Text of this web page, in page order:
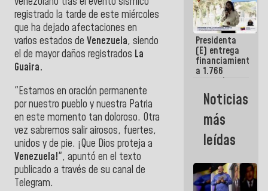
registrado la tarde de este miércoles
que ha dejado afectaciones en
varios estados de Venezuela, siendo
el de mayor daños registrados La
Guaira.
"Estamos en oración permanente
por nuestro pueblo y nuestra Patria
en este momento tan doloroso. Otra
vez sabremos salir airosos, fuertes,
unidos y de pie. ¡Que Dios proteja a
Venezuela!", apuntó en el texto
publicado a través de su canal de
Telegram.
siempre
estará
acompañada
por el
Gobierno
Nacional
Presidenta
(E) entrega
financiamientos
a 1.766
comerciantes
emprendedores
afectados
por
terremotos
Noticias
más
leídas